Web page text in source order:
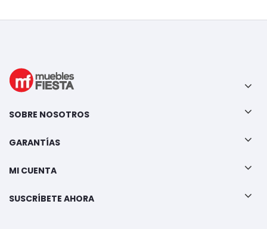
SOBRE NOSOTROS
GARANTÍAS
MI CUENTA
SUSCRÍBETE AHORA